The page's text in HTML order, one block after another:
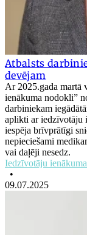
Atbalsts
devējam
Ar 2025.gada martā
ienākuma nodokli”
darbiniekam
aplikti ar iedzīvotāju
iespēja brīvprātīgi
nepieciešami
vai daļēji nesedz.
Iedzīvotāju
•
09.07.2025